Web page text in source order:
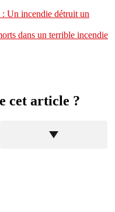
Un incendie détruit un
dans un terrible incendie
cet article ?